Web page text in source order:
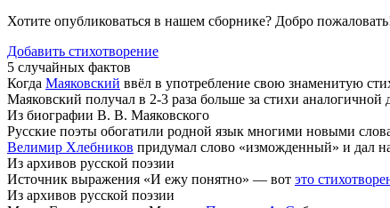
Хотите опубликоваться в нашем сборнике? Добро
Добавить стихотворение
5 случайных фактов
Когда Маяковский ввёл в употребление свою знаменитую
Маяковский получал в 2-3 раза больше за стихи аналогичной
Из биографии В. В. Маяковского
Русские поэты обогатили родной язык многими новыми
Велимир Хлебников придумал слово «изможденный» и дал
Из архивов русской поэзии
Источник выражения «И ежу понятно» — вот это
Из архивов русской поэзии